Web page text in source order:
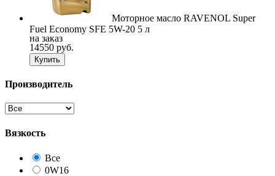
Моторное масло RAVENOL Super
Fuel Economy SFE 5W-20 5 л
на заказ
14550 руб.
Купить
Производитель
Вязкость
Все
0W16